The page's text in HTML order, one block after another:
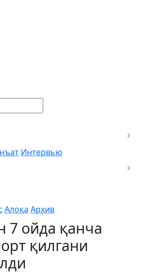
Интервью
Алоқа Архив
7 ойда қанча
қилгани